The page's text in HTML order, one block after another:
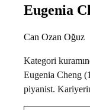
Eugenia
Can Ozan Oğuz
Kategori
Eugenia Cheng
piyanist.